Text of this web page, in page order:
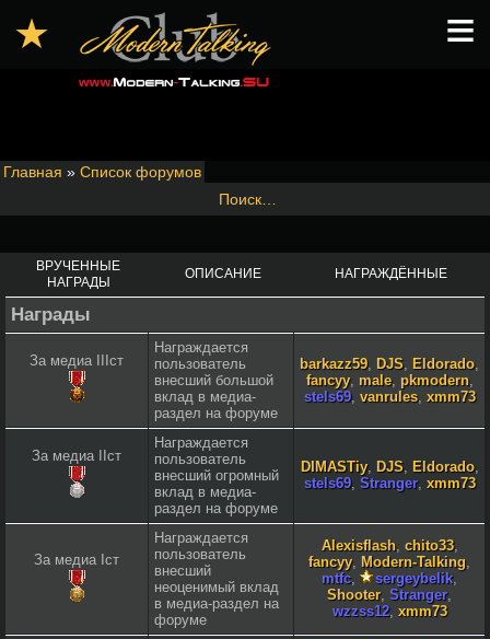
Главная » Список форумов
Поиск…
ВРУЧЕННЫЕ
НАГРАДЫ
ОПИСАНИЕ НАГРАЖДЁННЫЕ
Награды
За медиа IIIст
Награждается
пользователь
внесший большой
вклад в медиа-
раздел на форуме
barkazz59, DJS Eldorado,
fancyy, male, pkmodern,
stels69, vanrules, xmm73
За медиа IIст
Награждается
пользователь
внесший огромный
вклад в медиа-
раздел на форуме
DIMASTiy, DJS, Eldorado,
stels69, Stranger, xmm73
За медиа Iст
Награждается
пользователь
внесший
неоценимый вклад
в медиа-раздел на
форуме
Alexisflash, chito33,
fancyy, Modern-Talking
mtfc, sergeybelik,
Shooter, Stranger,
wzzss12, xmm73
★ ≡